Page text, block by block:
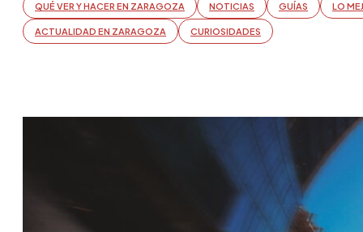
QUÉ VER Y HACER EN ZARAGOZA NOTICIAS GUÍAS LO
ACTUALIDAD EN ZARAGOZA CURIOSIDADES